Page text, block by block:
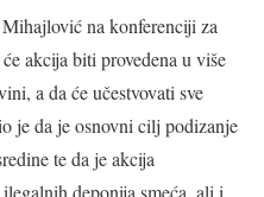
na konferenciji za
akcija biti provedena u više
a da će učestvovati sve
je da je osnovni cilj podizanje
te da je akcija
deponija smeća, ali i